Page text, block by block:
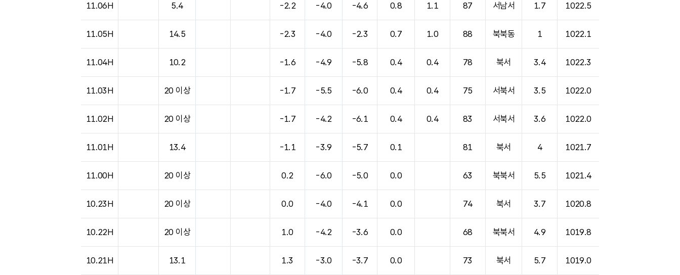
11.06H 5.4 -2.2 -4.0 -4.6 0.8 1.1 87 서남서 1.7 1022.5
11.05H 14.5 -2.3 -4.0 -2.3 0.7 1.0 88 북북동 1 1022.1
11.04H 10.2 -1.6 -4.9 -5.8 0.4 0.4 78 북서 3.4 1022.3
11.03H 20 이상 -1.7 -5.5 -6.0 0.4 0.4 75 서북서 3.5 1022.0
11.02H 20 이상 -1.7 -4.2 -6.1 0.4 0.4 83 서북서 3.6 1022.0
11.01H 13.4 -1.1 -3.9 -5.7 0.1 81 북서 4 1021.7
11.00H 20 이상 0.2 -6.0 -5.0 0.0 63 북북서 5.5 1021.4
10.23H 20 이상 0.0 -4.0 -4.1 0.0 74 북서 3.7 1020.8
10.22H 20 이상 1.0 -4.2 -3.6 0.0 68 북북서 4.9 1019.8
10.21H 13.1 1.3 -3.0 -3.7 0.0 73 북서 5.7 1019.0